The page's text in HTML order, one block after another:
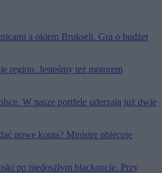
a okiem Brukseli. Gra o budżet
region. Jesteśmy też motorem
W nasze portfele uderzają już dwie
nowe konta? Minister obiecuje
po niedoszłym blackoucie. Przy